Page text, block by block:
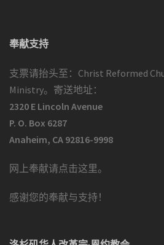
奉献支持
支票请抬头至：Christ Reformed
Ministry。寄送地址：
2320 E Lincoln Avenue
P. O. Box 6287
Anaheim, CA 92816-9998
网上奉献请点击这里。
感谢您的奉献与支持！